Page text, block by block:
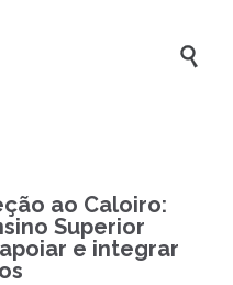

ao Caloiro:
Superior
e integrar